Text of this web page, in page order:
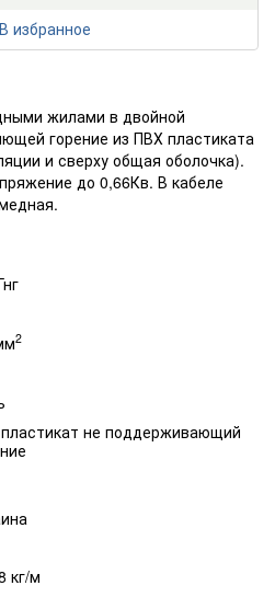
В избранное
жилами в двойной
горение из ПВХ пластиката
и сверху общая оболочка).
до 0,66Кв. В кабеле
2
не поддерживающий
кг/м